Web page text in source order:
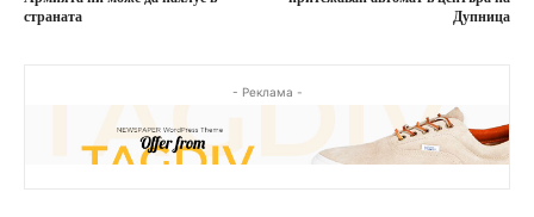
страната
Дупница
- Реклама -